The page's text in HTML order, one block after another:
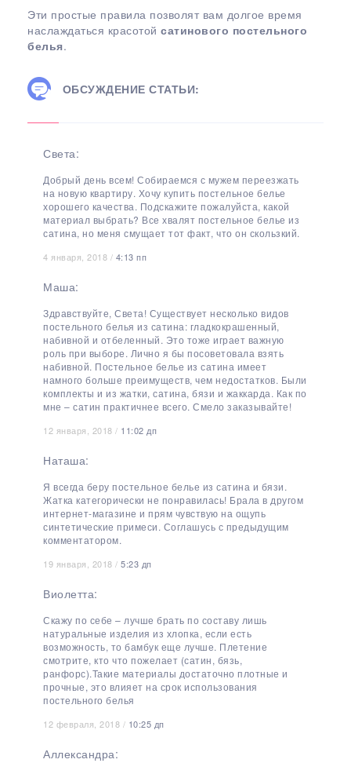
Эти простые правила позволят вам долгое время
наслаждаться красотой сатинового постельного
белья.
ОБСУЖДЕНИЕ СТАТЬИ:
Света:
Добрый день всем! Собираемся с мужем переезжать
на новую квартиру. Хочу купить постельное белье
хорошего качества. Подскажите пожалуйста, какой
материал выбрать? Все хвалят постельное белье из
сатина, но меня смущает тот факт, что он скользкий.
4 января, 2018 / 4:13 пп
Маша:
Здравствуйте, Света! Существует несколько видов
постельного белья из сатина: гладкокрашенный,
набивной и отбеленный. Это тоже играет важную
роль при выборе. Лично я бы посоветовала взять
набивной. Постельное белье из сатина имеет
намного больше преимуществ, чем недостатков. Были
комплекты и из жатки, сатина, бязи и жаккарда. Как по
мне – сатин практичнее всего. Смело заказывайте!
12 января, 2018 / 11:02 дп
Наташа:
Я всегда беру постельное белье из сатина и бязи.
Жатка категорически не понравилась! Брала в другом
интернет-магазине и прям чувствую на ощупь
синтетические примеси. Соглашусь с предыдущим
комментатором.
19 января, 2018 / 5:23 дп
Виолетта:
Скажу по себе – лучше брать по составу лишь
натуральные изделия из хлопка, если есть
возможность, то бамбук еще лучше. Плетение
смотрите, кто что пожелает (сатин, бязь,
ранфорс).Такие материалы достаточно плотные и
прочные, это влияет на срок использования
постельного белья
12 февраля, 2018 / 10:25 дп
Аллександра: